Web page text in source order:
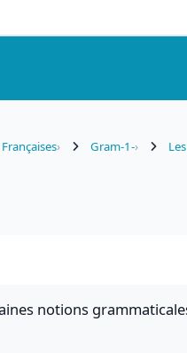
Gram-1-
notions